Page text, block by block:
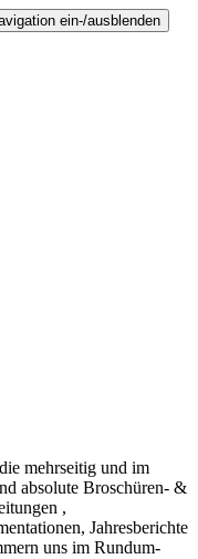
ein-/ausblenden
mehrseitig und im
absolute Broschüren- &
,
Jahresberichte
uns im Rundum-